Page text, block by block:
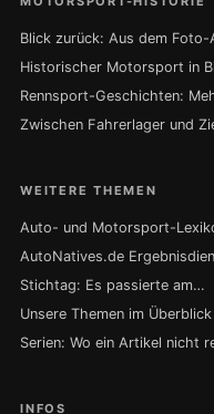
Blick zurück: Aus dem Foto-
Historischer Motorsport in
Rennsport-Geschichten:
Zwischen Fahrerlager und
WEITERE THEMEN
Auto- und Motorsport-
AutoNatives.de
Stichtag: Es passierte am…
Unsere Themen im Überblick
Serien: Wo ein Artikel nicht
INFOS